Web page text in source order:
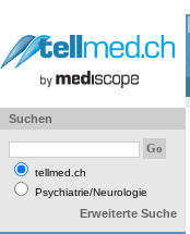
Suchen
tellmed.ch
Psychiatrie/Neurologie
Erweiterte Suche